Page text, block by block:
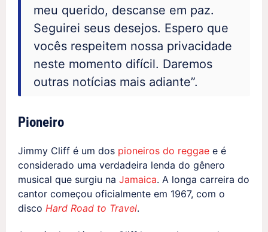
meu querido, descanse em paz.
Seguirei seus desejos. Espero que
vocês respeitem nossa privacidade
neste momento difícil. Daremos
outras notícias mais adiante”.
Pioneiro
Jimmy Cliff é um dos pioneiros do reggae e é
considerado uma verdadeira lenda do gênero
musical que surgiu na Jamaica. A longa carreira do
cantor começou oficialmente em 1967, com o
disco Hard Road to Travel.